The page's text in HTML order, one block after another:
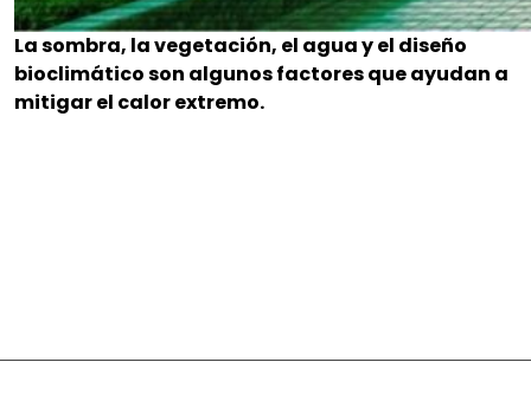
La sombra, la vegetación, el agua y el diseño
bioclimático son algunos factores que ayudan a
mitigar el calor extremo.